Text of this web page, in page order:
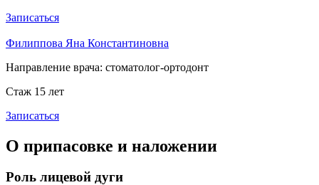
Записаться
Филиппова Яна Константиновна
Направление врача: стоматолог-ортодонт
Стаж 15 лет
Записаться
О припасовке и наложении
Роль лицевой дуги